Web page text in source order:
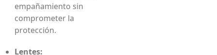
empañamiento sin
comprometer la
protección.
Lentes: